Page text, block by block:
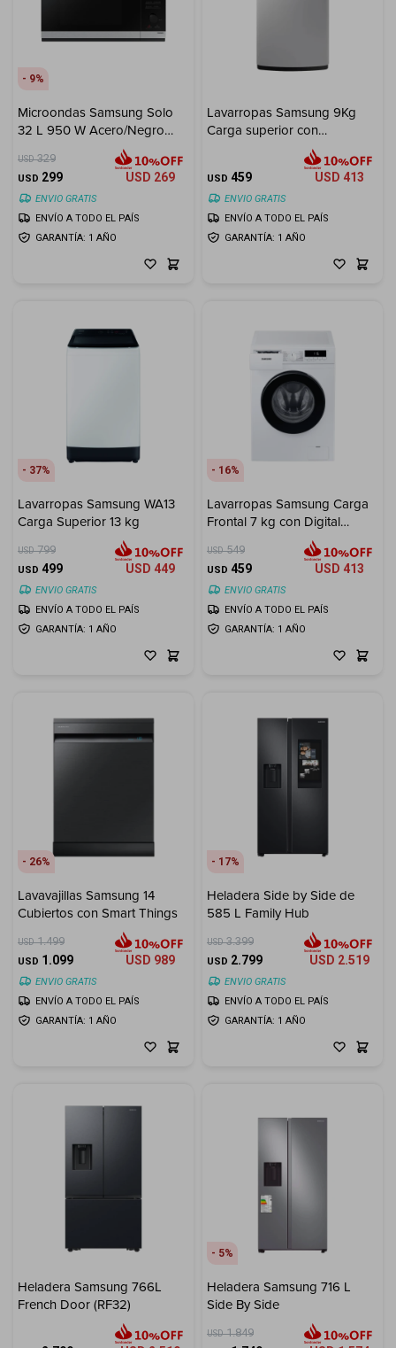
9
Microondas Samsung Solo
32 L 950 W Acero/Negro
USD 329
USD 299 USD 269
ENVIO GRATIS
GARANTÍA: 1 AÑO
ENVÍO A TODO EL PAÍS
Lavarropas Samsung 9Kg
Carga superior con
tecnología Digital Inverter
USD 459 USD 413
ENVIO GRATIS
GARANTÍA: 1 AÑO
ENVÍO A TODO EL PAÍS
37
Lavarropas Samsung WA13
Carga Superior 13 kg
USD 799
USD 499 USD 449
ENVIO GRATIS
GARANTÍA: 1 AÑO
ENVÍO A TODO EL PAÍS
16
Lavarropas Samsung Carga
Frontal 7 kg con Digital
USD 549
USD 459 USD 413
ENVIO GRATIS
GARANTÍA: 1 AÑO
ENVÍO A TODO EL PAÍS
26
Lavavajillas Samsung 14
Cubiertos con Smart Things
USD 1.499
USD 1.099 USD 989
ENVIO GRATIS
GARANTÍA: 1 AÑO
ENVÍO A TODO EL PAÍS
17
Heladera Side by Side de
585 L Family Hub
USD 3.399
USD 2.799 USD 2.519
ENVIO GRATIS
GARANTÍA: 1 AÑO
ENVÍO A TODO EL PAÍS
Heladera Samsung 766L
French Door (RF32)
5
Heladera Samsung 716 L
Side By Side
USD 1.849